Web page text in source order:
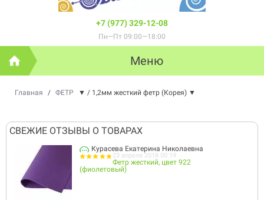
+7 (977) 329-12-08
Пн—Пт 09:00—18:00
Меню
Главная / ФЕТР ▼ / 1,2мм жесткий фетр (Корея) ▼
СВЕЖИЕ ОТЗЫВЫ О ТОВАРАХ
Курасева Екатерина Николаевна
23 апреля 2018 00:19
Фетр жесткий, цвет 922
(фиолетовый)